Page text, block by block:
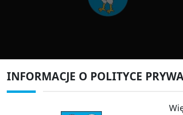
INFORMACJE O POLITYCE